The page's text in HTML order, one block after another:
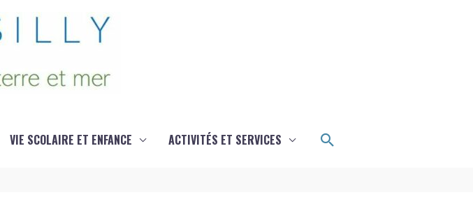
VIE SCOLAIRE ET ENFANCE ACTIVITÉS ET SERVICES Rechercher